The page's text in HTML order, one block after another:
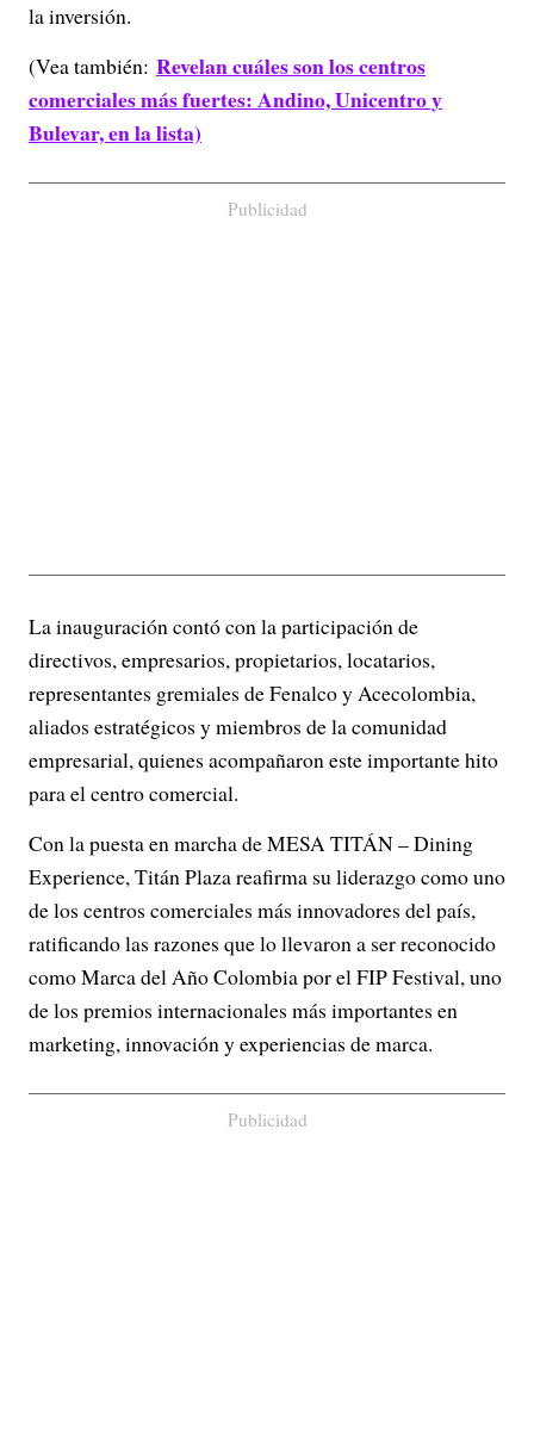
la inversión.
(Vea también: Revelan cuáles son los centros
comerciales más fuertes: Andino, Unicentro y
Bulevar, en la lista)
Publicidad
La inauguración contó con la participación de
directivos, empresarios, propietarios, locatarios,
representantes gremiales de Fenalco y Acecolombia,
aliados estratégicos y miembros de la comunidad
empresarial, quienes acompañaron este importante hito
para el centro comercial.
Con la puesta en marcha de MESA TITÁN – Dining
Experience, Titán Plaza reafirma su liderazgo como uno
de los centros comerciales más innovadores del país,
ratificando las razones que lo llevaron a ser reconocido
como Marca del Año Colombia por el FIP Festival, uno
de los premios internacionales más importantes en
marketing, innovación y experiencias de marca.
Publicidad